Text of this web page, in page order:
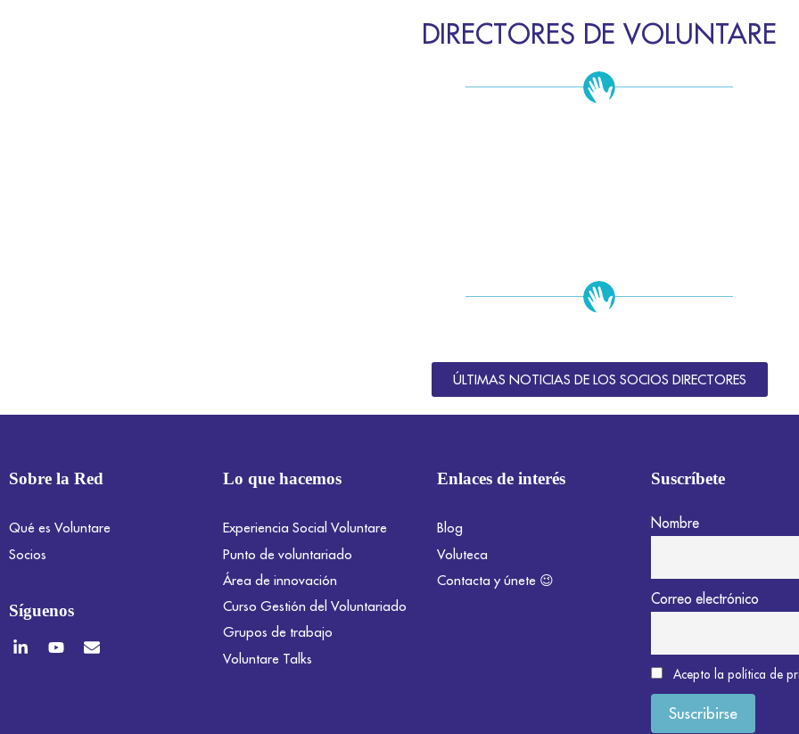
DIRECTORES DE VOLUNTARE
ÚLTIMAS NOTICIAS DE LOS SOCIOS DIRECTORES
Sobre la Red
Qué es Voluntare
Socios
Síguenos
Lo que hacemos
Experiencia Social Voluntare
Punto de voluntariado
Área de innovación
Curso Gestión del Voluntariado
Grupos de trabajo
Voluntare Talks
Enlaces de interés
Blog
Voluteca
Contacta y únete 😉
Suscríbete
Nombre
Correo electrónico
Acepto la política de